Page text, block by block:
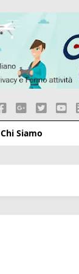
Chi Siamo